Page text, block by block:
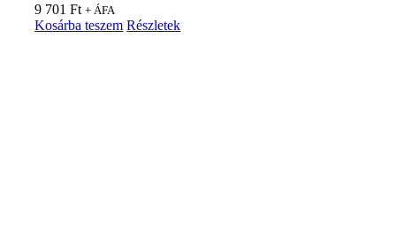
9 701Ft + ÁFA
Kosárba teszem Részletek